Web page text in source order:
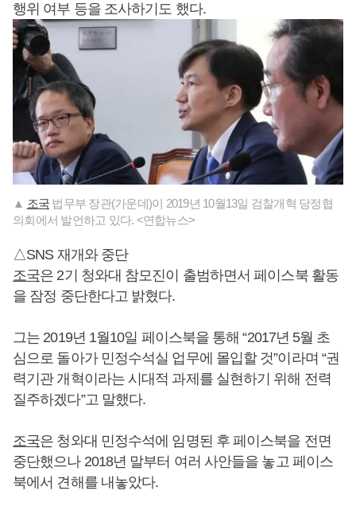
행위 여부 등을 조사하기도 했다.
▲ 조국 법무부 장관(가운데)이 2019년 10월13일 검찰개혁 당정협
의회에서 발언하고 있다. <연합뉴스>
△SNS 재개와 중단
조국은 2기 청와대 참모진이 출범하면서 페이스북 활동
을 잠정 중단한다고 밝혔다.
그는 2019년 1월10일 페이스북을 통해 “2017년 5월 초
심으로 돌아가 민정수석실 업무에 몰입할 것”이라며 “권
력기관 개혁이라는 시대적 과제를 실현하기 위해 전력
질주하겠다”고 말했다.
조국은 청와대 민정수석에 임명된 후 페이스북을 전면
중단했으나 2018년 말부터 여러 사안들을 놓고 페이스
북에서 견해를 내놓았다.